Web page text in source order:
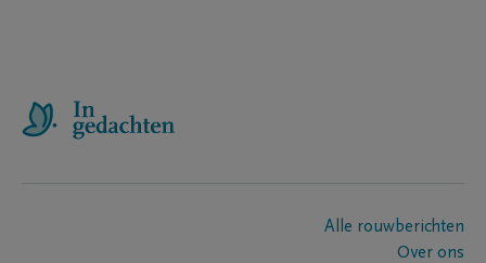
Alle rouwberichten
Over ons